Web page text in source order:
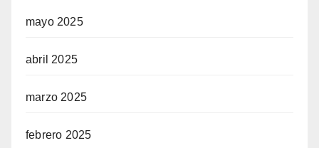
mayo 2025
abril 2025
marzo 2025
febrero 2025